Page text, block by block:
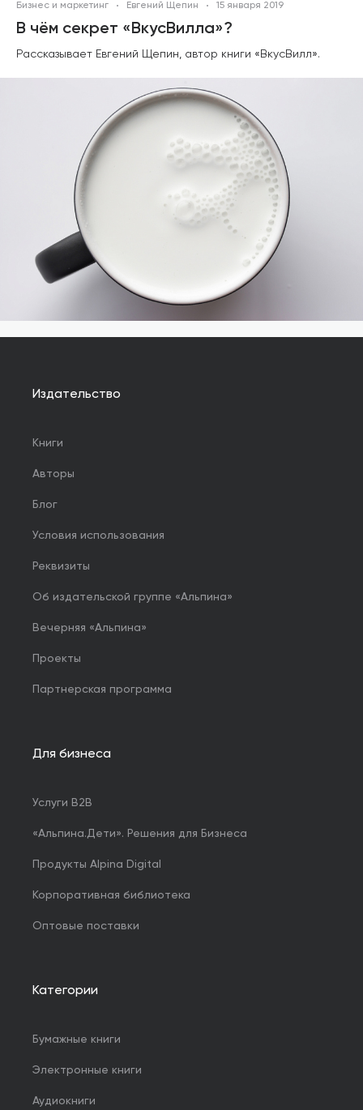
Бизнес и маркетинг Евгений Щепин 15 января 2019
В чём секрет «ВкусВилла»?
Рассказывает Евгений Щепин, автор книги «ВкусВилл».
Издательство
Книги
Авторы
Блог
Условия использования
Реквизиты
Об издательской группе «Альпина»
Вечерняя «Альпина»
Проекты
Партнерская программа
Для бизнеса
Услуги B2B
«Альпина.Дети». Решения для Бизнеса
Продукты Alpina Digital
Корпоративная библиотека
Оптовые поставки
Категории
Бумажные книги
Электронные книги
Аудиокниги